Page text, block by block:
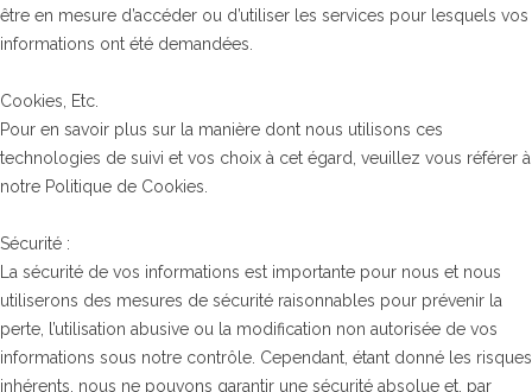
être en mesure d’accéder ou d’utiliser les services pour lesquels vos
informations ont été demandées.
Cookies, Etc.
Pour en savoir plus sur la manière dont nous utilisons ces
technologies de suivi et vos choix à cet égard, veuillez vous référer à
notre Politique de Cookies.
Sécurité :
La sécurité de vos informations est importante pour nous et nous
utiliserons des mesures de sécurité raisonnables pour prévenir la
perte, l’utilisation abusive ou la modification non autorisée de vos
informations sous notre contrôle. Cependant, étant donné les risques
inhérents, nous ne pouvons garantir une sécurité absolue et, par